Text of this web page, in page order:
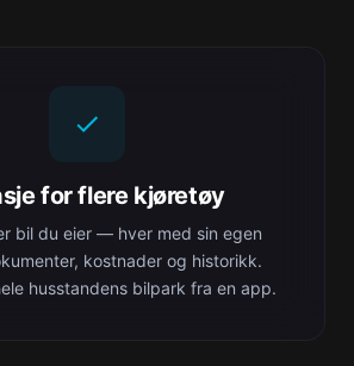
for flere kjøretøy
bil du eier — hver med sin egen
kostnader og historikk.
husstandens bilpark fra en app.